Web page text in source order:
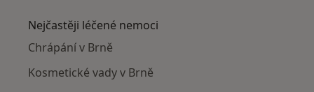
Nejčastěji léčené nemoci
Chrápání v Brně
Kosmetické vady v Brně